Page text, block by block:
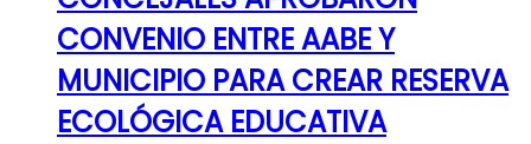
CONVENIO ENTRE AABE Y
MUNICIPIO PARA CREAR RESERVA
ECOLÓGICA EDUCATIVA